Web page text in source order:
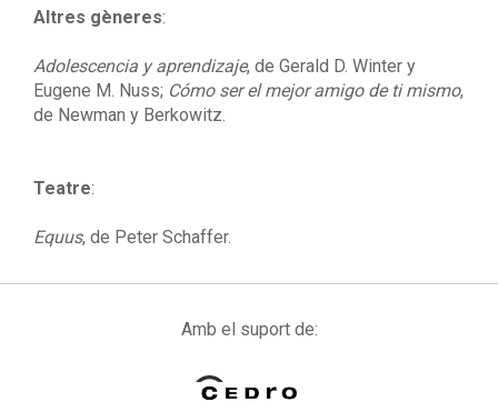
Altres gèneres:
Adolescencia y aprendizaje, de Gerald D. Winter y
Eugene M. Nuss; Cómo ser el mejor amigo de ti mismo,
de Newman y Berkowitz.
Teatre:
Equus, de Peter Schaffer.
Amb el suport de: